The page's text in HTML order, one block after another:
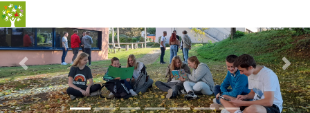
Previous Next